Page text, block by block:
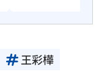
王彩樺